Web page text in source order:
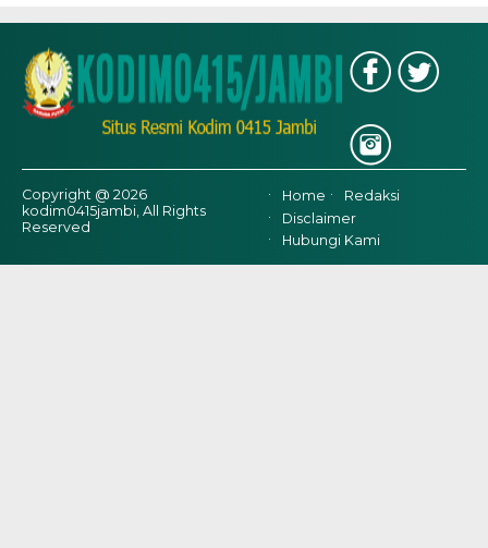
Copyright @ 2026
kodim0415jambi, All Rights
Reserved
Home
Redaksi
Disclaimer
Hubungi Kami